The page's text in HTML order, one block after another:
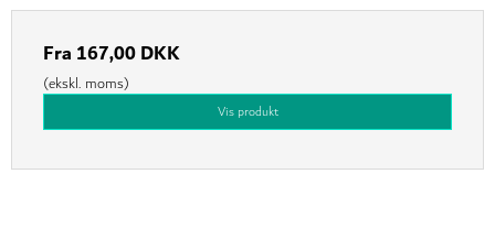
Fra 167,00 DKK
(ekskl. moms)
Vis produkt